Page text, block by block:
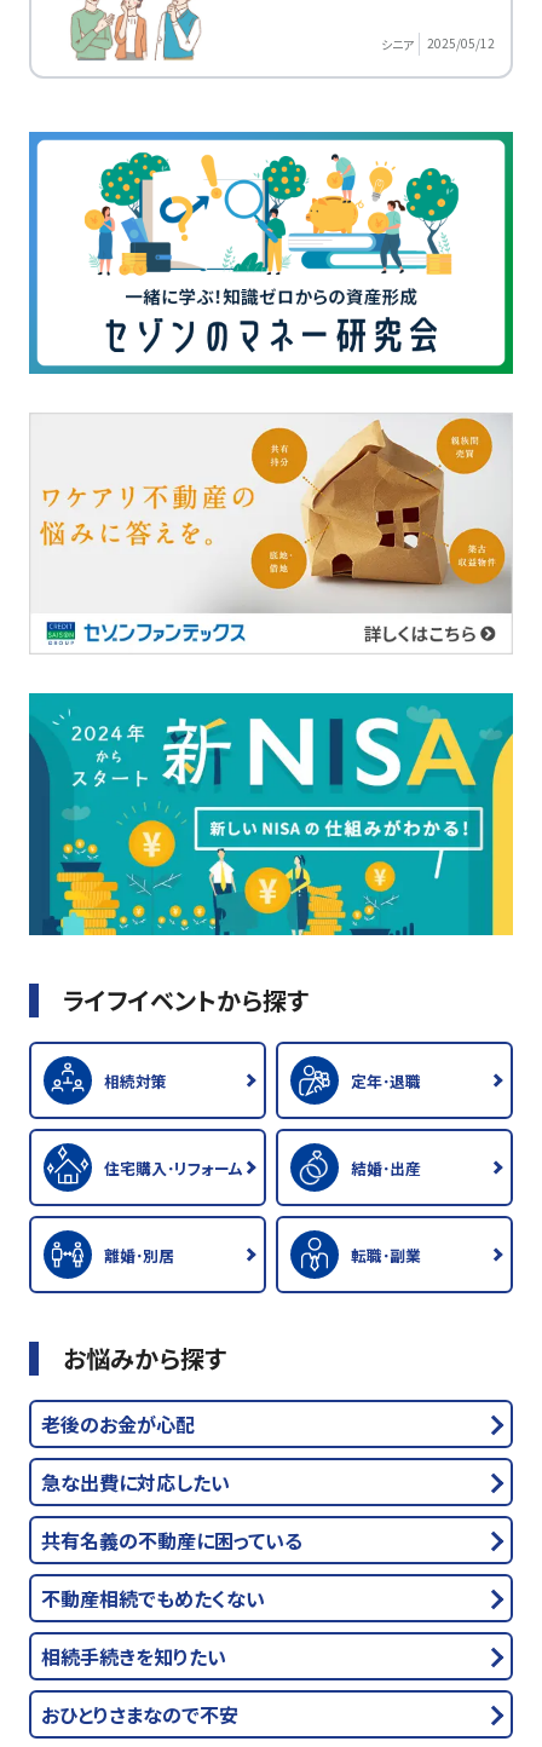
シニア 2025/05/12
ライフイベントから探す
相続対策 定年･退職
住宅購入･リフォーム 結婚･出産
離婚･別居 転職･副業
お悩みから探す
老後のお金が心配
急な出費に対応したい
共有名義の不動産に困っている
不動産相続でもめたくない
相続手続きを知りたい
おひとりさまなので不安